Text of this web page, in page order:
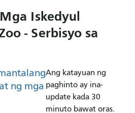
Iskedyul
- Serbisyo sa
ng mga
Ang katayuan ng
paghinto ay ina-
update kada 30
minuto bawat oras.